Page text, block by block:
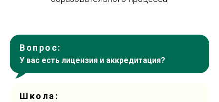
Вопрос:
У вас есть лицензия и аккредитация?
Школа: